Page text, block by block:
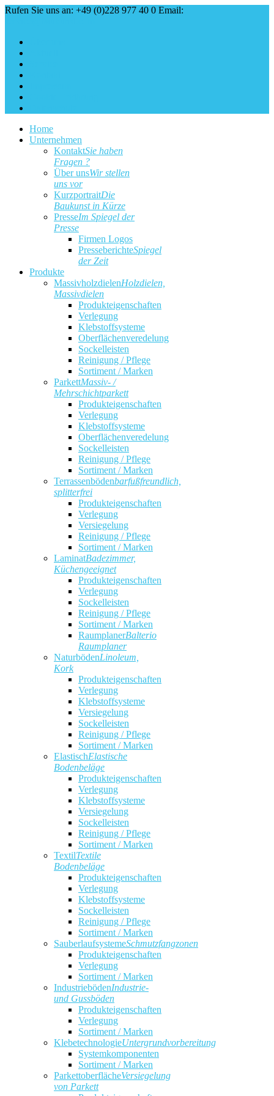
Rufen Sie uns an: +49 (0)228 977 40 0 Email:
Home
Unternehmen
KontaktSie haben
Fragen ?
Über unsWir stellen
uns vor
KurzportraitDie
Baukunst in Kürze
PresseIm Spiegel der
Presse
Firmen Logos
PresseberichteSpiegel
der Zeit
Produkte
MassivholzdielenHolzdielen,
Massivdielen
Produkteigenschaften
Verlegung
Klebstoffsysteme
Oberflächenveredelung
Sockelleisten
Reinigung / Pflege
Sortiment / Marken
ParkettMassiv- /
Mehrschichtparkett
Produkteigenschaften
Verlegung
Klebstoffsysteme
Oberflächenveredelung
Sockelleisten
Reinigung / Pflege
Sortiment / Marken
Terrassenbödenbarfußfreundlich,
splitterfrei
Produkteigenschaften
Verlegung
Versiegelung
Reinigung / Pflege
Sortiment / Marken
LaminatBadezimmer,
Küchengeeignet
Produkteigenschaften
Verlegung
Sockelleisten
Reinigung / Pflege
Sortiment / Marken
RaumplanerBalterio
Raumplaner
NaturbödenLinoleum,
Kork
Produkteigenschaften
Verlegung
Klebstoffsysteme
Versiegelung
Sockelleisten
Reinigung / Pflege
Sortiment / Marken
ElastischElastische
Bodenbeläge
Produkteigenschaften
Verlegung
Klebstoffsysteme
Versiegelung
Sockelleisten
Reinigung / Pflege
Sortiment / Marken
TextilTextile
Bodenbeläge
Produkteigenschaften
Verlegung
Klebstoffsysteme
Sockelleisten
Reinigung / Pflege
Sortiment / Marken
SauberlaufsystemeSchmutzfangzonen
Produkteigenschaften
Verlegung
Sortiment / Marken
IndustriebödenIndustrie-
und Gussböden
Produkteigenschaften
Verlegung
Sortiment / Marken
KlebetechnologieUntergrundvorbereitung
Systemkomponenten
Sortiment / Marken
ParkettoberflächeVersiegelung
von Parkett